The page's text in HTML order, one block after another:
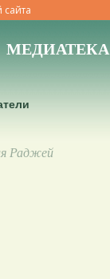
МЕДИАТЕКА
Раджей